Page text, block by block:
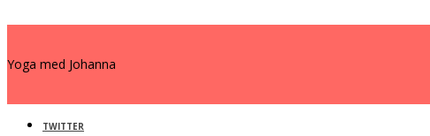
Yoga med Johanna
TWITTER